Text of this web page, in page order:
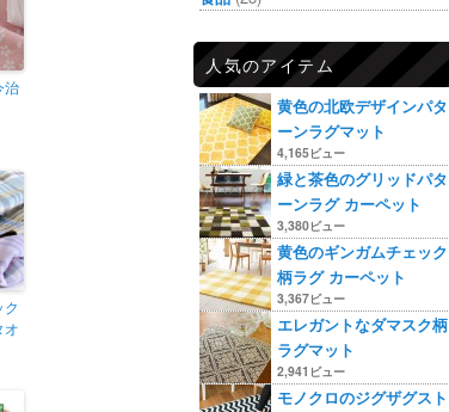
治
オ
人気のアイテム
黄色の北欧デザインパタ
ーンラグマット
4,165ビュー
緑と茶色のグリッドパタ
ーンラグ カーペット
3,380ビュー
黄色のギンガムチェック
柄ラグ カーペット
3,367ビュー
エレガントなダマスク柄
ラグマット
2,941ビュー
モノクロのジグザグスト